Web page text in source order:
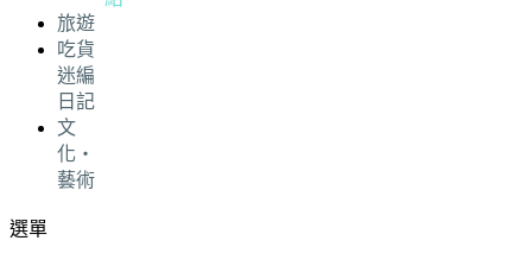
旅遊
吃貨
迷編
日記
文
化・
藝術
選單